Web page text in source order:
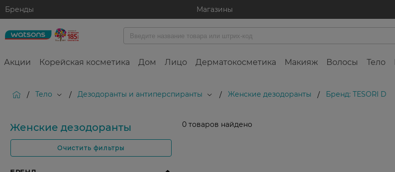
Бренды Магазины
Акции Корейская косметика Дом Лицо Дерматокосметика Макияж Волосы Тело
/ Тело / Дезодоранты и антиперспиранты / Женские дезодоранты / Бренд: TESORI D
Женские дезодоранты
Очистить фильтры
0 товаров найдено